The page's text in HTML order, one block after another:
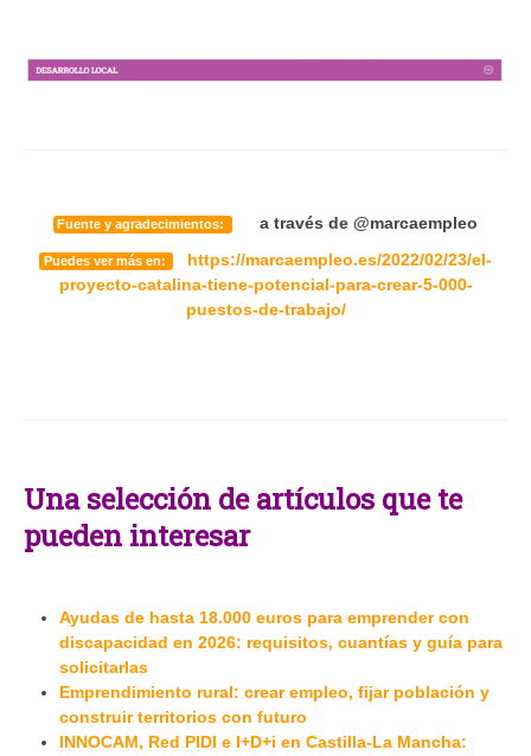
Fuente y agradecimientos: a través de @marcaempleo
Puedes ver más en:
https://marcaempleo.es/2022/02/23/el-
proyecto-catalina-tiene-potencial-para-crear-5-000-
puestos-de-trabajo/
Una selección de artículos que te
pueden interesar
Ayudas de hasta 18.000 euros para emprender con
discapacidad en 2026: requisitos, cuantías y guía para
solicitarlas
Emprendimiento rural: crear empleo, fijar población y
construir territorios con futuro
INNOCAM, Red PIDI e I+D+i en Castilla-La Mancha: